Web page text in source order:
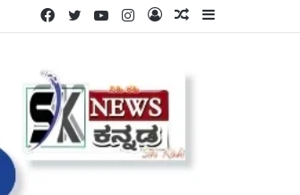
Sidebar
Random
Log
Instagram
YouTube
Twitter
Facebook